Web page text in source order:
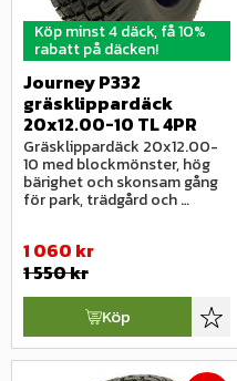
Köp minst 4 däck, få 10%
rabatt på däcken!
Journey P332
gräsklippardäck
20x12.00-10 TL 4PR
Gräsklippardäck 20x12.00-
10 med blockmönster, hög
bärighet och skonsam gång
för park, trädgård och
1 060 kr
1 550kr
Köp